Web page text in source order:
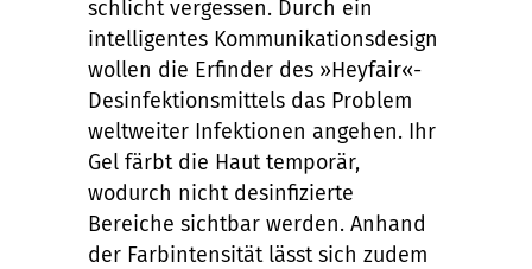
schlicht vergessen. Durch ein
intelligentes Kommunikationsdesign
wollen die Erfinder des »Heyfair«-
Desinfektionsmittels das Problem
weltweiter Infektionen angehen. Ihr
Gel färbt die Haut temporär,
wodurch nicht desinfizierte
Bereiche sichtbar werden. Anhand
der Farbintensität lässt sich zudem